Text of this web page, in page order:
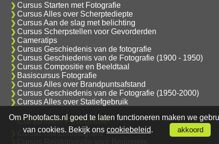
Cursus Starten met Fotografie
Cursus Alles over Scherptediepte
Cursus Aan de slag met belichting
Cursus Scherpstellen voor Gevorderden
Cameratips
Cursus Geschiedenis van de fotografie
Cursus Geschiedenis van de Fotografie (1900 - 1950)
Cursus Compositie en Beeldtaal
Basiscursus Fotografie
Cursus Alles over Brandpuntsafstand
Cursus Geschiedenis van de Fotografie (1950-2000)
Cursus Alles over Statiefgebruik
Cursussen Fotografie
Cursus Concertfotografie
Om Photofacts.nl goed te laten functioneren maken we
van cookies. Bekijk ons cookiebeleid. akkoord